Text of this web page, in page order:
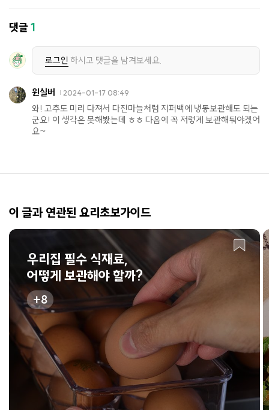
댓글1
로그인 하시고 댓글을 남겨보세요.
윈실버 2024-01-17 08:49
와! 고추도 미리 다져서 다진마늘처럼 지퍼백에 냉동보관해도 되는
군요! 이 생각은 못해봤는데 ㅎㅎ 다음에 꼭 저렇게 보관해둬야겠어
요~
이 글과 연관된 요리초보가이드
우리집 필수 식재료,
어떻게 보관해야 할까?
8